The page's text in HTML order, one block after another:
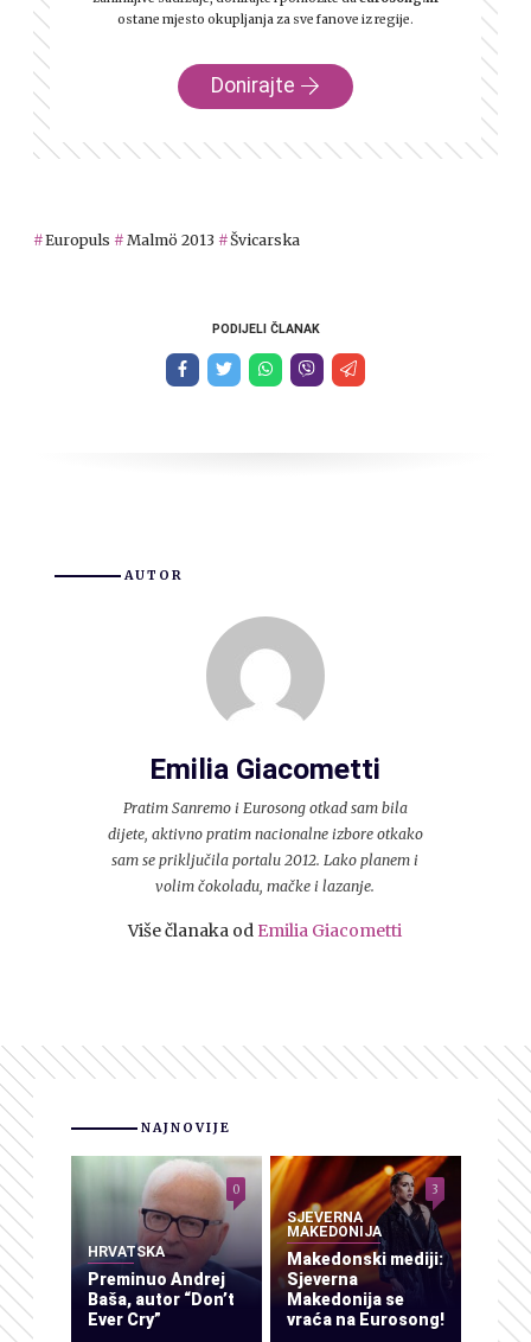
ostane mjesto okupljanja za sve fanove iz regije.
Donirajte
Europuls Malmö 2013 Švicarska
PODIJELI ČLANAK
AUTOR
Emilia Giacometti
Pratim Sanremo i Eurosong otkad sam bila
dijete, aktivno pratim nacionalne izbore otkako
sam se priključila portalu 2012. Lako planem i
volim čokoladu, mačke i lazanje.
Više članaka od Emilia Giacometti
NAJNOVIJE
HRVATSKA
Preminuo Andrej
Baša, autor “Don’t
Ever Cry”
0
SJEVERNA
MAKEDONIJA
Makedonski mediji:
Sjeverna
Makedonija se
vraća na Eurosong!
3